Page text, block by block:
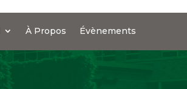
À Propos Évènements